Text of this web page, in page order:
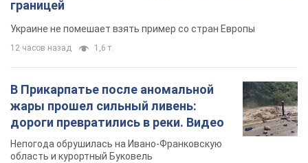
границей
Украине не помешает взять пример со стран Европы
12 часов назад 1,6 т.
В Прикарпатье после аномальной
жары прошел сильный ливень:
дороги превратились в реки. Видео
Непогода обрушилась на Ивано-Франковскую
область и курортный Буковель